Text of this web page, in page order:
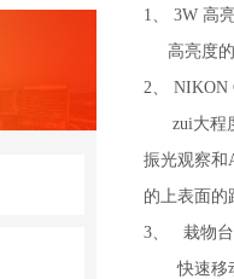
1、 3W 高
高亮度的
2、 NIKON
zui大程度
振光观察和
的上表面的
3、 栽物台
快速移动